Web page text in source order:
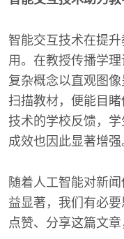
智能交互技术在提
用。在教授传播学
复杂概念以直观图
扫描教材，便能目
技术的学校反馈，
成效也因此显著增强
随着人工智能对新
益显著，我们有必
点赞、分享这篇文